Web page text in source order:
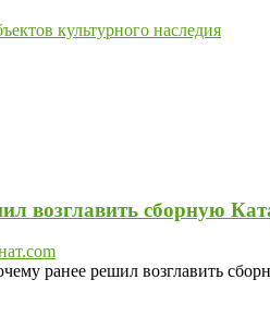
культурного наследия
возглавить сборную
ранее решил возглавить